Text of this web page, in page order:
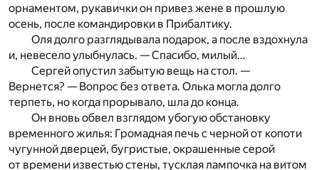
орнаментом, рукавички он привез жене в прошлую
осень, после командировки в Прибалтику.
Оля долго разглядывала подарок, а после вздохнула
и, невесело улыбнулась. — Спасибо, милый…
Сергей опустил забытую вещь на стол. —
Вернется? — Вопрос без ответа. Олька могла долго
терпеть, но когда прорывало, шла до конца.
Он вновь обвел взглядом убогую обстановку
временного жилья: Громадная печь с черной от копоти
чугунной дверцей, бугристые, окрашенные серой
от времени известью стены, тусклая лампочка на витом